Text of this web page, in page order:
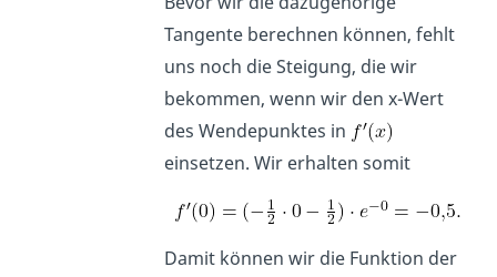
Tangente berechnen können, fehlt
uns noch die Steigung, die wir
bekommen, wenn wir den x-Wert
des Wendepunktes in
einsetzen. Wir erhalten somit
Damit können wir die Funktion der